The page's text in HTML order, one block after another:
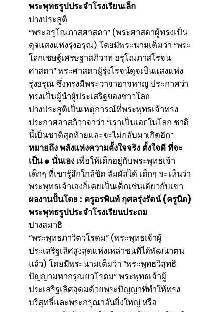
พระพุทธรูปประจำโรงเรียนเล็ก
ปางประสูติ
“พระอรุโณภาสศาสดา” (พระศาสดาผู้ทรงเป็น
ดุจแสงแห่งรุ่งอรุณ) โดยมีพระนามเต็มว่า “พระ
โลกเชษฐ์เศรษฐาสภิวาท อรุโณภาสโรจน
ศาสดา” พระศาสดาผู้รุ่งโรจน์ดุจเป็นแสงแห่ง
รุ่งอรุณ ซึ่งทรงมีพระวาจาอาจหาญ ประกาศว่า
ทรงเป็นผู้นำผู้ประเสริฐของชาวโลก
ปางประสูติเป็นเหตุการณ์ที่พระพุทธเจ้าทรง
ประกาศอาสภิวาจาว่า “เราเป็นเอกในโลก ชาติ
นี้เป็นชาติสุดท้ายและจะไม่กลับมาเกิดอีก”
หมายถึง พลังแห่งความตั้งใจจริง ตั้งใจดี ที่จะ
เป็น ๑ นั่นเอง เพื่อให้เด็กอยู่กับพระพุทธเจ้า
เด็กๆ ที่เขารู้สึกใกล้ชิด สัมผัสได้ เด็กๆ จะเห็นว่า
พระพุทธเจ้าเองก็เคยเป็นเด็กเช่นเดียวกับเขา
ผลงานปั้นโดย : ครูอรพินท์ กุศลรุ่งรัตน์ (ครูนิด)
พระพุทธรูปประจำโรงเรียนประถม
ปางสมาธิ
“พระพุทธภาวิตวโรดม” (พระพุทธเจ้าผู้
ประเสริฐเลิศสูงสุดแห่งเหล่าชนที่ได้พัฒนาตน
แล้ว) โดยมีพระนามเต็มว่า “พระพุทธวิสุทธิ
ปัญญามหากรุณยวโรดม” พระพุทธเจ้าผู้
ประเสริฐเลิศอุดมด้วยพระปัญญาที่ทำให้ทรง
บริสุทธิ์และพระกรุณาอันยิ่งใหญ่ หรือ